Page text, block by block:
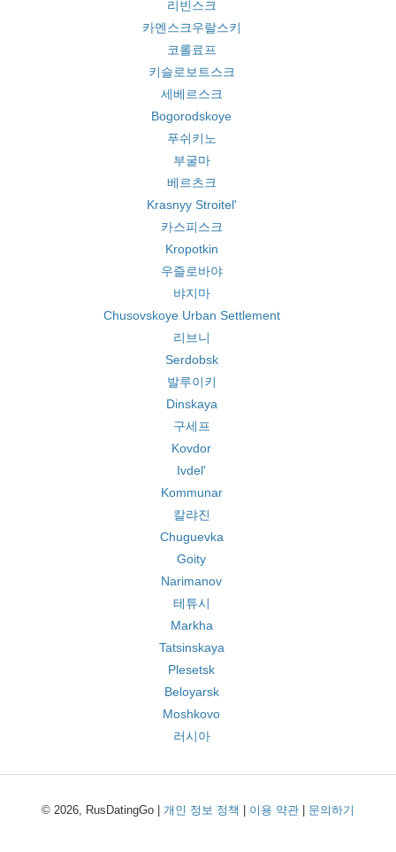
리빈스크
카멘스크우랄스키
코롤료프
키슬로보트스크
세베르스크
Bogorodskoye
푸쉬키노
부굴마
베르츠크
Krasnyy Stroitel'
카스피스크
Kropotkin
우즐로바야
뱌지마
Chusovskoye Urban Settlement
리브니
Serdobsk
발루이키
Dinskaya
구세프
Kovdor
Ivdel'
Kommunar
칼랴진
Chuguevka
Goity
Narimanov
테튜시
Markha
Tatsinskaya
Plesetsk
Beloyarsk
Moshkovo
러시아
© 2026, RusDatingGo | 개인 정보 정책 이용 약관 문의하기